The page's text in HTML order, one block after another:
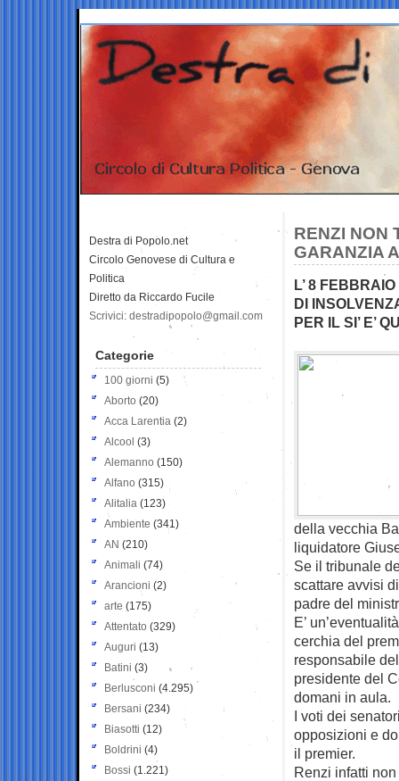
RENZI NON
GARANZIA
L’ 8
DI
PER IL SI’ E’
della vecchia
liquidatore
Se il tribunale
scattare avvisi
padre del
E’
cerchia del
responsabile
presidente del
domani in aula.
I voti dei
opposizioni e
il premier.
Renzi infatti
Destra di Popolo.net
Circolo Genovese di Cultura e
Politica
Diretto da Riccardo Fucile
Scrivici: destradipopolo@gmail.com
Categorie
100 giorni (5)
Aborto (20)
Acca Larentia (2)
Alcool (3)
Alemanno (150)
Alfano (315)
Alitalia (123)
Ambiente (341)
AN (210)
Animali (74)
Arancioni (2)
arte (175)
Attentato (329)
Auguri (13)
Batini (3)
Berlusconi (4.295)
Bersani (234)
Biasotti (12)
Boldrini (4)
Bossi (1.221)